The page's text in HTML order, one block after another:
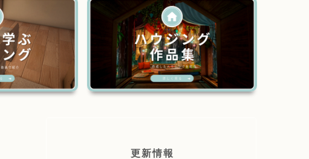
更新情報